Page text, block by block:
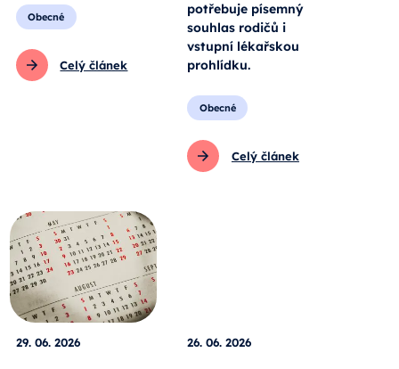
Obecné
Celý článek
potřebuje písemný
souhlas rodičů i
vstupní lékařskou
prohlídku.
Obecné
Celý článek
29. 06. 2026 26. 06. 2026